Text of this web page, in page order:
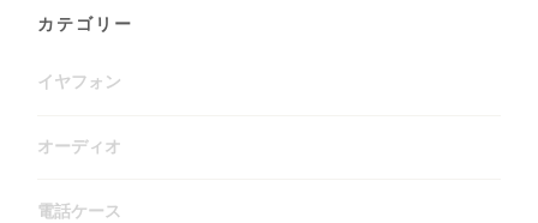
カテゴリー
イヤフォン
オーディオ
電話ケース